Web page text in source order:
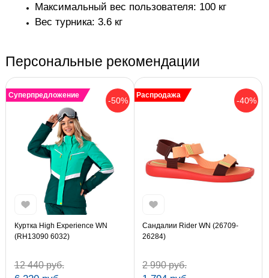
Максимальный вес пользователя: 100 кг
Вес турника: 3.6 кг
Персональные рекомендации
-50%
Суперпредложение
Куртка High Experience WN
(RH13090 6032)
12 440 руб.
-40%
Распродажа
Сандалии Rider WN (26709-
26284)
2 990 руб.